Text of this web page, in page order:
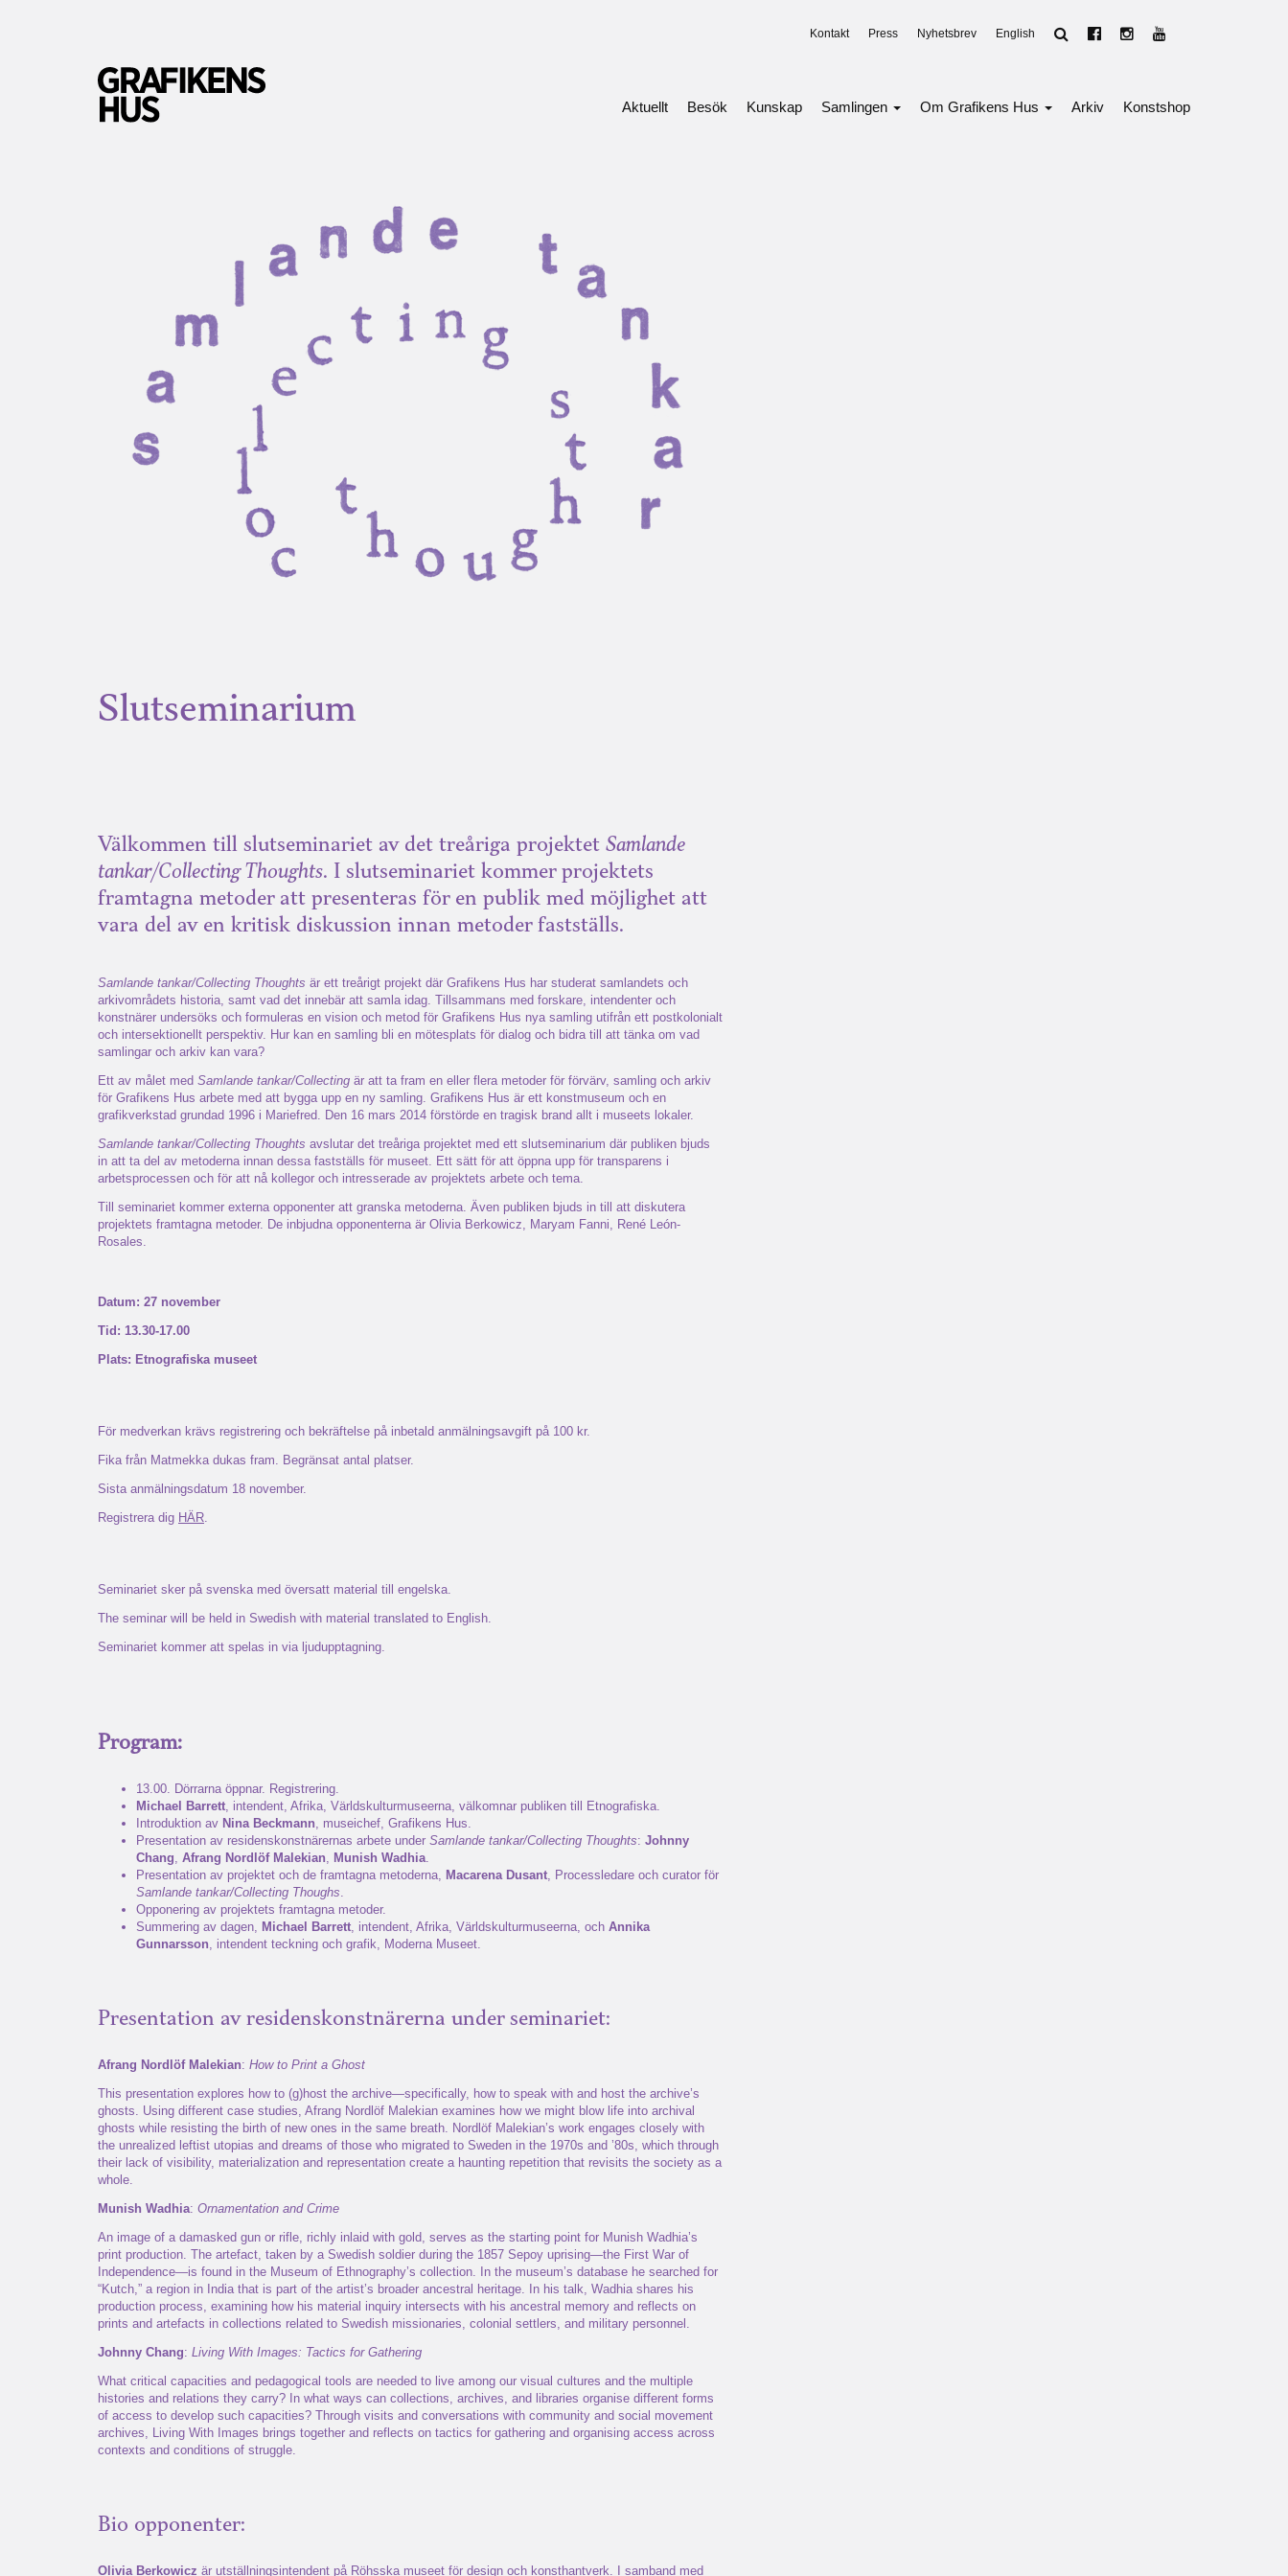
Nyhetsbrev English
Kontakt Press
Aktuellt Besök Kunskap Samlingen Om Grafikens Hus Arkiv Konstshop
Slutseminarium
Välkommen till slutseminariet av det treåriga projektet Samlande
tankar/Collecting Thoughts. I slutseminariet kommer projektets
framtagna metoder att presenteras för en publik med möjlighet att
vara del av en kritisk diskussion innan metoder fastställs.
Samlande tankar/Collecting Thoughts är ett treårigt projekt där Grafikens Hus har studerat samlandets och
arkivområdets historia, samt vad det innebär att samla idag. Tillsammans med forskare, intendenter och
konstnärer undersöks och formuleras en vision och metod för Grafikens Hus nya samling utifrån ett postkolonialt
och intersektionellt perspektiv. Hur kan en samling bli en mötesplats för dialog och bidra till att tänka om vad
samlingar och arkiv kan vara?
Ett av målet med Samlande tankar/Collecting är att ta fram en eller flera metoder för förvärv, samling och arkiv
för Grafikens Hus arbete med att bygga upp en ny samling. Grafikens Hus är ett konstmuseum och en
grafikverkstad grundad 1996 i Mariefred. Den 16 mars 2014 förstörde en tragisk brand allt i museets lokaler.
Samlande tankar/Collecting Thoughts avslutar det treåriga projektet med ett slutseminarium där publiken bjuds
in att ta del av metoderna innan dessa fastställs för museet. Ett sätt för att öppna upp för transparens i
arbetsprocessen och för att nå kollegor och intresserade av projektets arbete och tema.
Till seminariet kommer externa opponenter att granska metoderna. Även publiken bjuds in till att diskutera
projektets framtagna metoder. De inbjudna opponenterna är Olivia Berkowicz, Maryam Fanni, René León-
Rosales.
Datum: 27 november
Tid: 13.30-17.00
Plats: Etnografiska museet
För medverkan krävs registrering och bekräftelse på inbetald anmälningsavgift på 100 kr.
Fika från Matmekka dukas fram. Begränsat antal platser.
Sista anmälningsdatum 18 november.
Registrera dig HÄR
Seminariet sker på svenska med översatt material till engelska.
The seminar will be held in Swedish with material translated to English.
Seminariet kommer att spelas in via ljudupptagning.
Program:
13.00. Dörrarna öppnar. Registrering.
Michael Barrett , intendent, Afrika, Världskulturmuseerna, välkomnar publiken till Etnografiska.
Introduktion av Nina Beckmann , museichef, Grafikens Hus.
Presentation av residenskonstnärernas arbete under Samlande tankar/Collecting Thoughts: Johnny
Chang Afrang Nordlöf Malekian Munish Wadhia
Presentation av projektet och de framtagna metoderna, Macarena Dusant , Processledare och curator för
Samlande tankar/Collecting Thoughs
Opponering av projektets framtagna metoder.
Summering av dagen, Michael Barrett , intendent, Afrika, Världskulturmuseerna, och Annika
Gunnarsson , intendent teckning och grafik, Moderna Museet.
Presentation av residenskonstnärerna under seminariet:
Afrang Nordlöf Malekian: How to Print a Ghost
This presentation explores how to (g)host the archive—specifically, how to speak with and host the archive’s
ghosts. Using different case studies, Afrang Nordlöf Malekian examines how we might blow life into archival
ghosts while resisting the birth of new ones in the same breath. Nordlöf Malekian’s work engages closely with
the unrealized leftist utopias and dreams of those who migrated to Sweden in the 1970s and ’80s, which through
their lack of visibility, materialization and representation create a haunting repetition that revisits the society as a
whole.
Munish Wadhia: Ornamentation and Crime
An image of a damasked gun or rifle, richly inlaid with gold, serves as the starting point for Munish Wadhia’s
print production. The artefact, taken by a Swedish soldier during the 1857 Sepoy uprising—the First War of
Independence—is found in the Museum of Ethnography’s collection. In the museum’s database he searched for
“Kutch,” a region in India that is part of the artist’s broader ancestral heritage. In his talk, Wadhia shares his
production process, examining how his material inquiry intersects with his ancestral memory and reflects on
prints and artefacts in collections related to Swedish missionaries, colonial settlers, and military personnel.
Johnny Chang: Living With Images: Tactics for Gathering
What critical capacities and pedagogical tools are needed to live among our visual cultures and the multiple
histories and relations they carry? In what ways can collections, archives, and libraries organise different forms
of access to develop such capacities? Through visits and conversations with community and social movement
archives, Living With Images brings together and reflects on tactics for gathering and organising access across
contexts and conditions of struggle.
Bio opponenter:
Olivia Berkowicz är utställningsintendent på Röhsska museet för design och konsthantverk. I samband med